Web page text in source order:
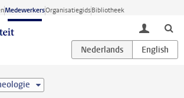
MedewerkersOrganisatiegidsBibliotheek
toggle